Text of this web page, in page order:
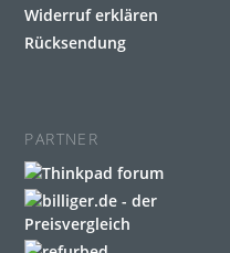
Widerruf erklären
Rücksendung
PARTNER